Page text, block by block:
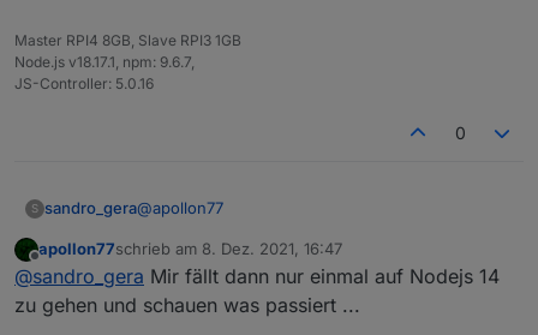
Master RPI4 8GB, Slave RPI3 1GB
Node.js v18.17.1, npm: 9.6.7,
JS-Controller: 5.0.16
0
S sandro_gera@apollon77
12.22.7
Offline
apollon77schrieb am 8. Dez. 2021, 16:47
zuletzt editiert von
@sandro_gera Mir fällt dann nur einmal auf Nodejs 14
zu gehen und schauen was passiert ...